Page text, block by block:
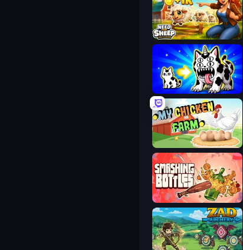
Need for Sheep: Idle Clicker
Strange Cats
My Chicken Farm
Smashing Bottles